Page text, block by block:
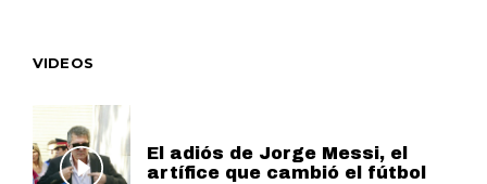
VIDEOS
El adiós de Jorge Messi, el
artífice que cambió el fútbol